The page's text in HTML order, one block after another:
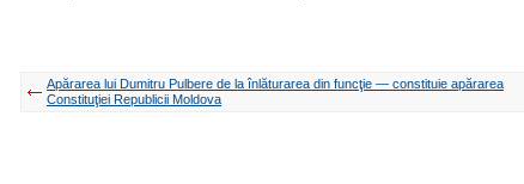
Apărarea lui Dumitru Pulbere de la înlăturarea din funcţie — constituie apărarea
Constituţiei Republicii Moldova